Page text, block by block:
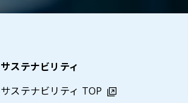
サステナビリティ
サステナビリティ TOP